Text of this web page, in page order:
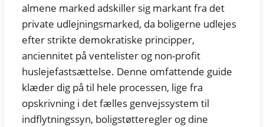
almene marked adskiller sig markant fra det
private udlejningsmarked, da boligerne udlejes
efter strikte demokratiske principper,
anciennitet på ventelister og non-profit
huslejefastsættelse. Denne omfattende guide
klæder dig på til hele processen, lige fra
opskrivning i det fælles genvejssystem til
indflytningssyn, boligstøtteregler og dine